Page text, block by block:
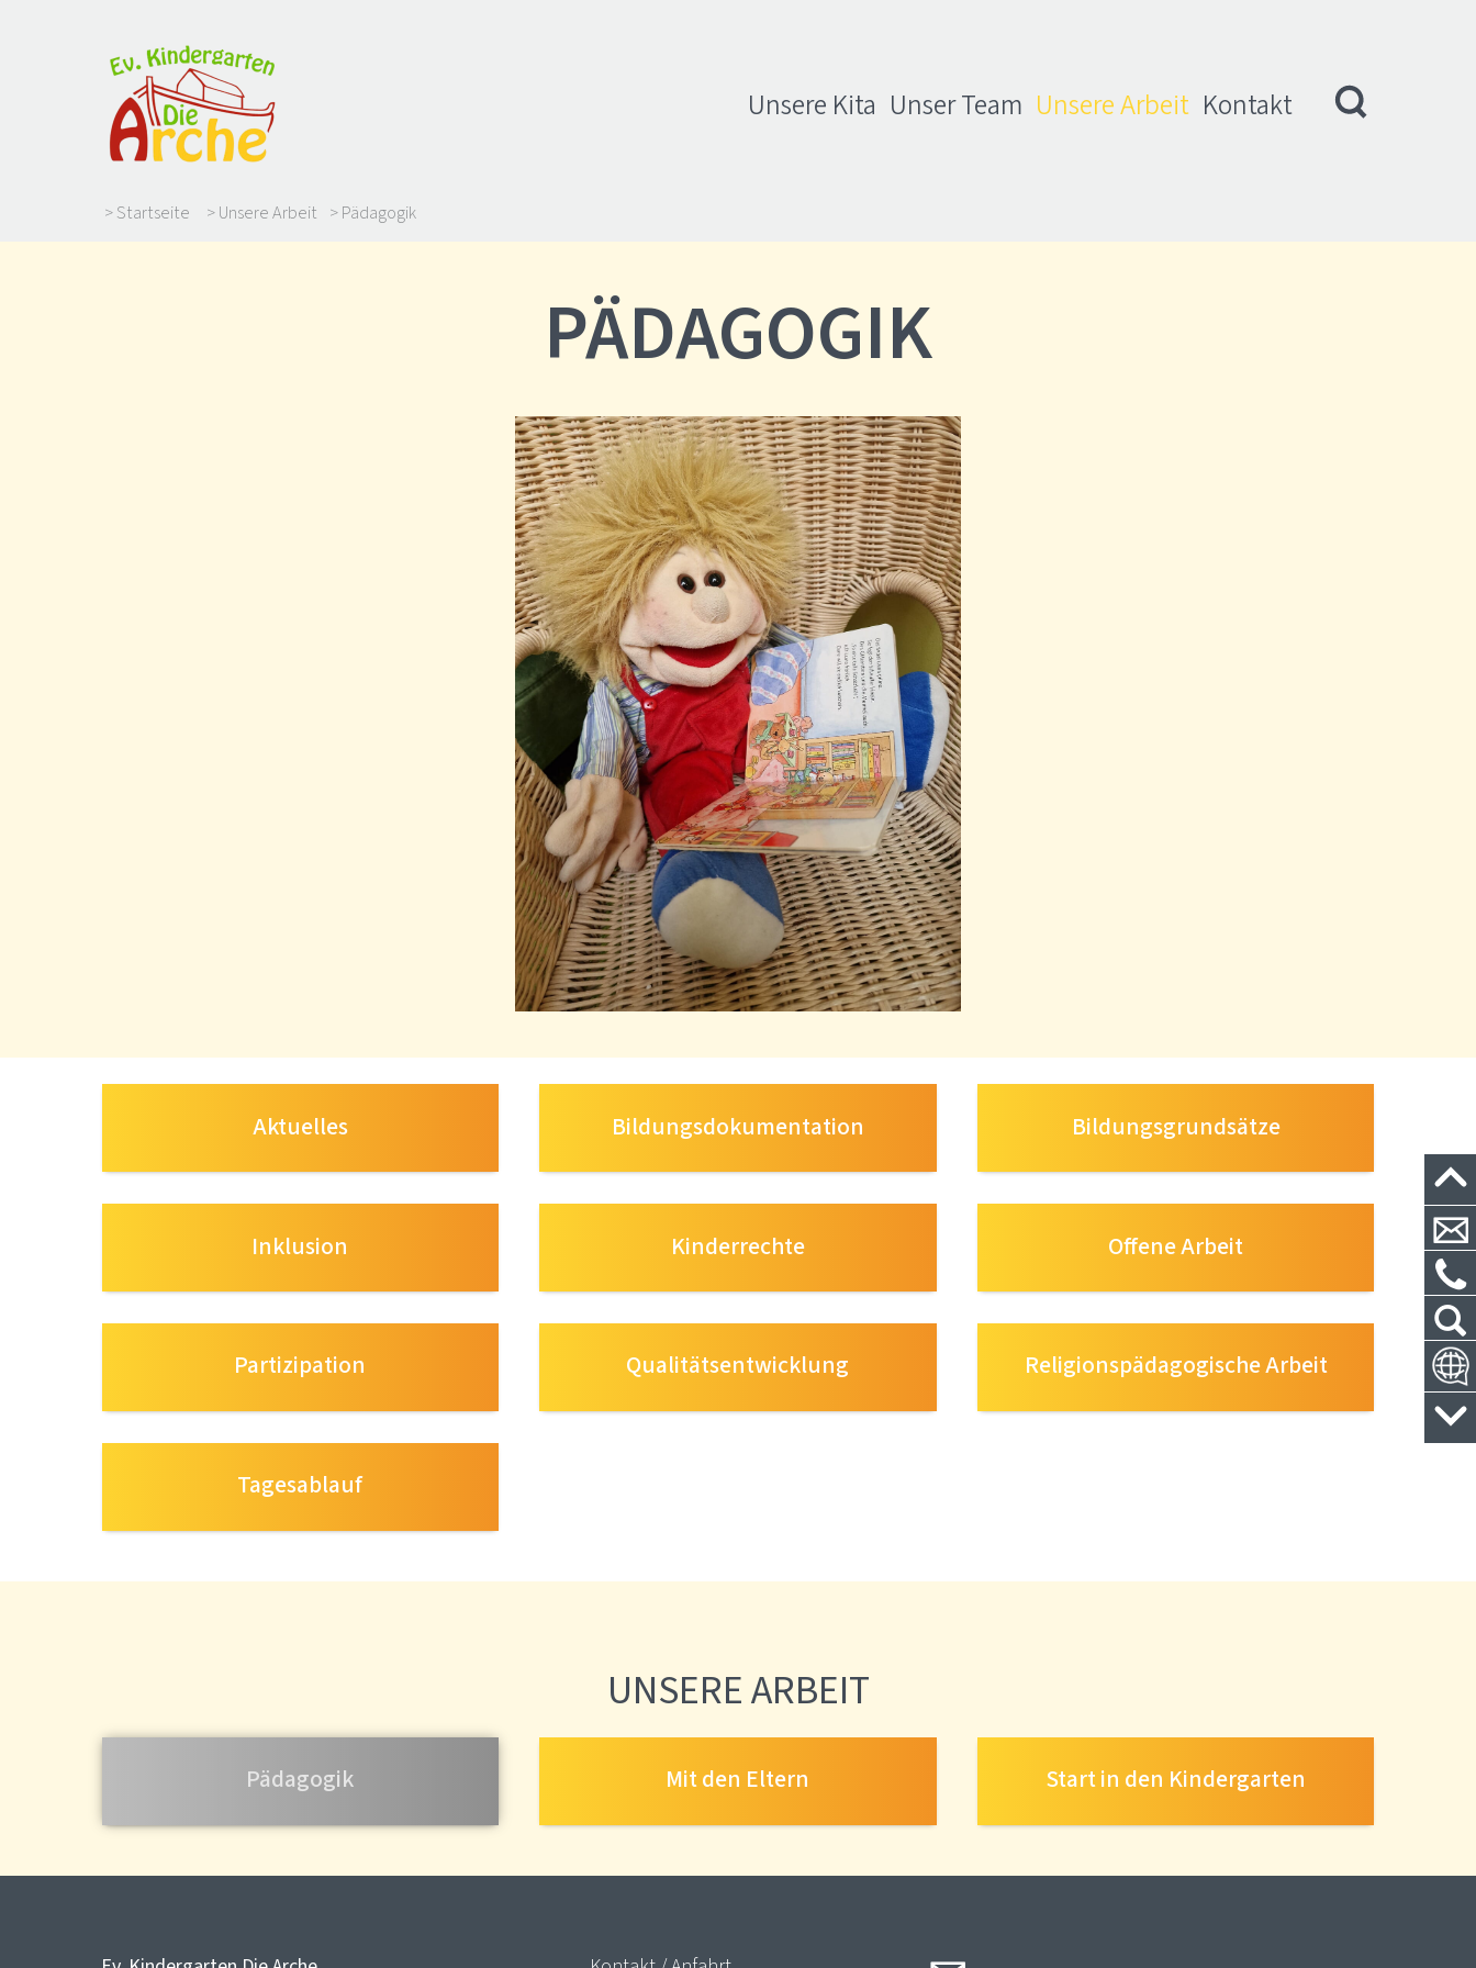
Unsere Kita Unser Team Unsere Arbeit Kontakt
> Startseite > Unsere Arbeit > Pädagogik
PÄDAGOGIK
Aktuelles Bildungsdokumentation Bildungsgrundsätze
Inklusion Kinderrechte Offene Arbeit
Partizipation Qualitätsentwicklung Religionspädagogische Arbeit
Tagesablauf
UNSERE ARBEIT
Pädagogik Mit den Eltern Start in den Kindergarten